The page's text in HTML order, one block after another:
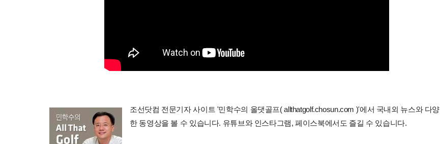
조선닷컴 전문기자 사이트 '민학수의 올댓골프( allthatgolf.chosun.com )'에서 국내외 뉴스와 다양
한 동영상을 볼 수 있습니다. 유튜브와 인스타그램, 페이스북에서도 즐길 수 있습니다.